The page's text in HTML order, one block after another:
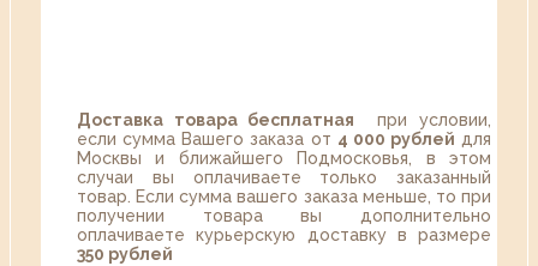
Доставка товара бесплатная при условии,
если сумма Вашего заказа от 4 000 рублей для
Москвы и ближайшего Подмосковья, в этом
случаи вы оплачиваете только заказанный
товар. Если сумма вашего заказа меньше, то при
получении товара вы дополнительно
оплачиваете курьерскую доставку в размере
350 рублей